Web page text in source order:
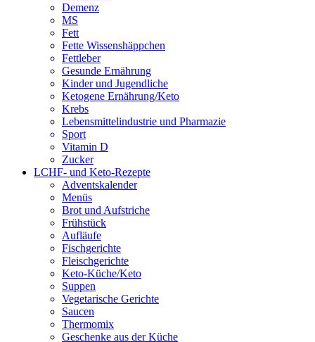
Demenz
MS
Fett
Fette Wissenshäppchen
Fettleber
Gesunde Ernährung
Kinder und Jugendliche
Ketogene Ernährung/Keto
Krebs
Lebensmittelindustrie und Pharmazie
Sport
Vitamin D
Zucker
LCHF- und Keto-Rezepte
Adventskalender
Menüs
Brot und Aufstriche
Frühstück
Aufläufe
Fischgerichte
Fleischgerichte
Keto-Küche/Keto
Suppen
Vegetarische Gerichte
Saucen
Thermomix
Geschenke aus der Küche